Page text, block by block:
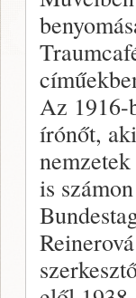
Az 1916-
írónőt,
is